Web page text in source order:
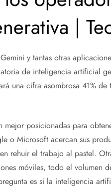
|
y tantas otras
de inteligencia artificial
una cifra asombrosa 41% de
mejor posicionadas para
o Microsoft acercan sus
rehuir el trabajo al pastel.
móviles, todo el volumen
es si la inteligencia